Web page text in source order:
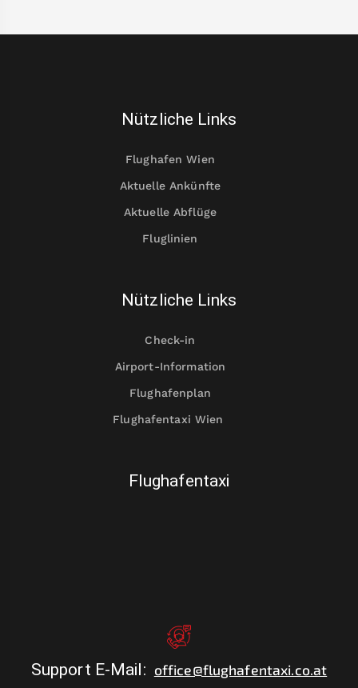
Nützliche Links
Flughafen Wien
Aktuelle Ankünfte
Aktuelle Abflüge
Fluglinien
Nützliche Links
Check-in
Airport-Information
Flughafenplan
Flughafentaxi Wien
Flughafentaxi
Support E-Mail: office@flughafentaxi.co.at